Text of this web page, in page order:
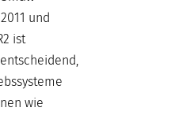
und
ist
wie